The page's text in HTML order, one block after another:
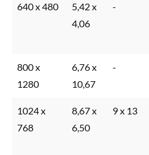
640 x 480
5,42 x
4,06
-
800 x
1280
6,76 x
10,67
-
1024 x
768
8,67 x
6,50
9 x 13